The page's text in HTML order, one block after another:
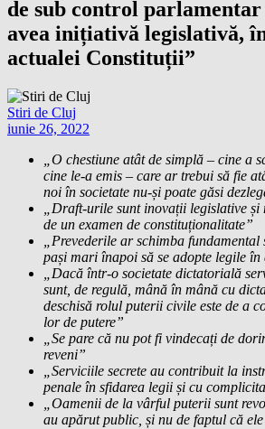
de sub control
avea inițiativă legislativă,
actualei Constituții”
Stiri de Cluj
iunie 26, 2022
„O chestiune atât de simplă – cine a
cine le-a emis – care ar trebui să fie
noi în societate nu-și poate găsi
„Draft-urile sunt inovații legislative
de un examen de constituționalitate”
„Prevederile ar schimba
pași mari înapoi să se adopte legile în
„Dacă într-o societate dictatorială
sunt, de regulă, mână în mână cu
deschisă rolul puterii civile este de a
lor de putere”
„Se pare că nu pot fi vindecați de
reveni”
„Serviciile secrete au contribuit la
penale în sfidarea legii și cu
„Oamenii de la vârful puterii sunt
au apărut public, și nu de faptul că